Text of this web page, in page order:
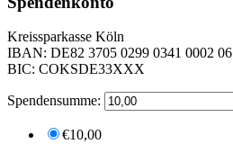
Kreissparkasse Köln
IBAN: DE82 3705 0299 0341 0002 06
BIC: COKSDE33XXX
Spendensumme:
€10,00